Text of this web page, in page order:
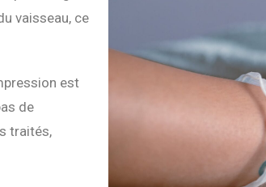
vaisseau, ce
est
de
traités,